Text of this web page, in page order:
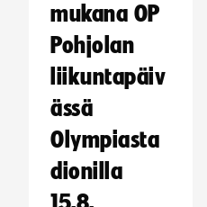
mukana OP
Pohjolan
liikuntapäiv
ässä
Olympiasta
dionilla